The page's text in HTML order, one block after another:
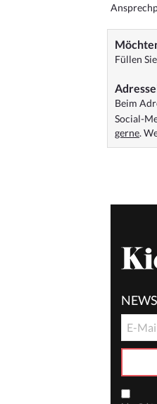
Füllen
Beim
Social-
gerne.